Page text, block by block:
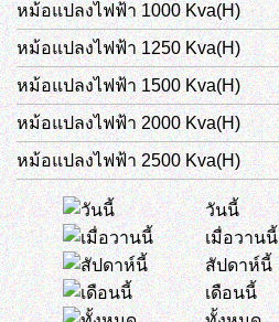
หม้อแปลงไฟฟ้า 1000 Kva(H)
หม้อแปลงไฟฟ้า 1250 Kva(H)
หม้อแปลงไฟฟ้า 1500 Kva(H)
หม้อแปลงไฟฟ้า 2000 Kva(H)
หม้อแปลงไฟฟ้า 2500 Kva(H)
วันนี้
เมื่อวานนี้
สัปดาห์นี้
เดือนนี้